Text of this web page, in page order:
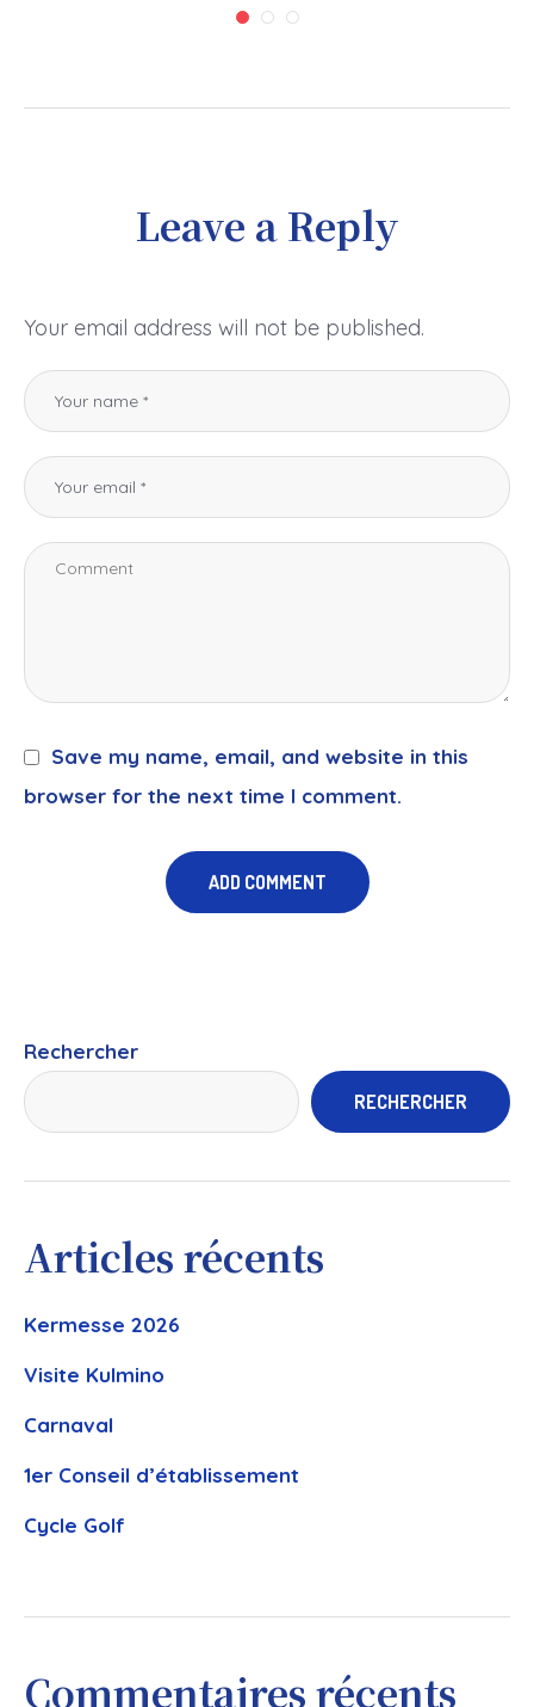
Leave a Reply
Your email address will not be published.
Save my name, email, and website in this
browser for the next time I comment.
Rechercher
RECHERCHER
Articles récents
Kermesse 2026
Visite Kulmino
Carnaval
1er Conseil d’établissement
Cycle Golf
Commentaires récents